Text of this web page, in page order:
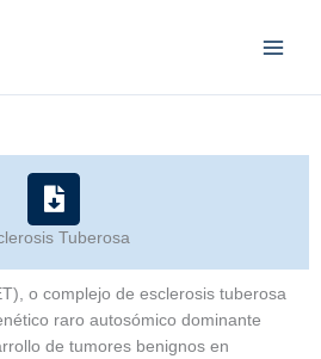
Tuberosa
o complejo de esclerosis tuberosa
raro autosómico dominante
de tumores benignos en